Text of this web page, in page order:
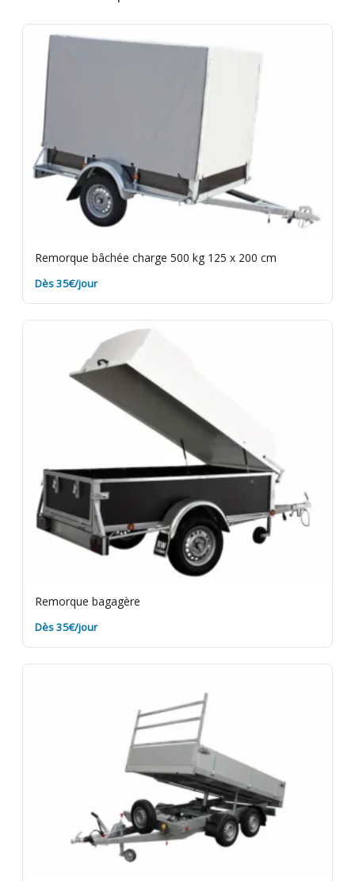
du matériel en bon état. Vérifiez l'éclairage de la
remorque avant de partir. Rendez-la propre et dans
les délais. Assurance bris de machine en option.
Remorque bâchée charge 500 kg 125 x 200 cm
Dès 35€/jour
Remorque bagagère
Dès 35€/jour